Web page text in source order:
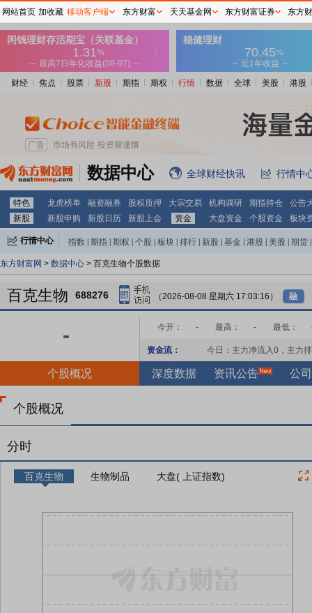
财经 焦点 股票 新股 期指 期权 行情 数据 全球 美股 港股
数据中心 全球财经快讯 行情中
特色 龙虎榜单 融资融券 股权质押 大宗交易 机构调研 期指持仓
公告
新股
新股申购 新股日历 新股上会 资金 大盘资金 个股资金 板块
行情中心 指数 期指 期权 个股 板块 排行 新股 基金 港股 美股 期货
东方财富网 > 数据中心 > 百克生物个股数据
百克生物 688276 （2026-08-08 星期六 17:03:16） 融
- 今开： - 最高： - 最低：
资金流： 今日：主力净流入0 ，主力
个股概况 深度数据 资讯公告 公
个股概况
分时
百克生物 生物制品 大盘( 上证指数)
网站首页 加收藏 移动客户端 东方财富 天天基金网 东方财富证券 东方